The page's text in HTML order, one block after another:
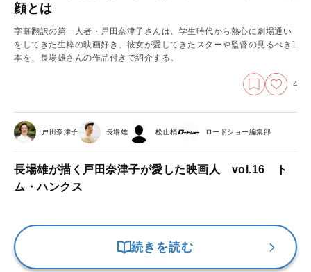
顔とは
字幕翻訳の第一人者・戸田奈津子さんは、学生時代から熱心に劇場通い
をしてきた生粋の映画好き。彼女が愛してきたスターや監督の見るべき1
本を、長場雄さんの作品付きで紹介する。
4
戸田奈津子 長場雄 松山梢 ロードショー編集部
長場雄が描く戸田奈津子が愛した映画人 vol.16 ト
ム・ハンクス
続きを読む